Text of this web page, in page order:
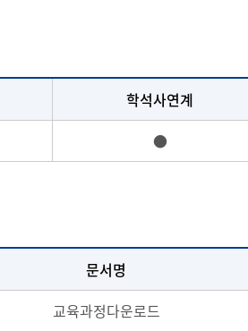
학석사연계
●
문서명
교육과정다운로드